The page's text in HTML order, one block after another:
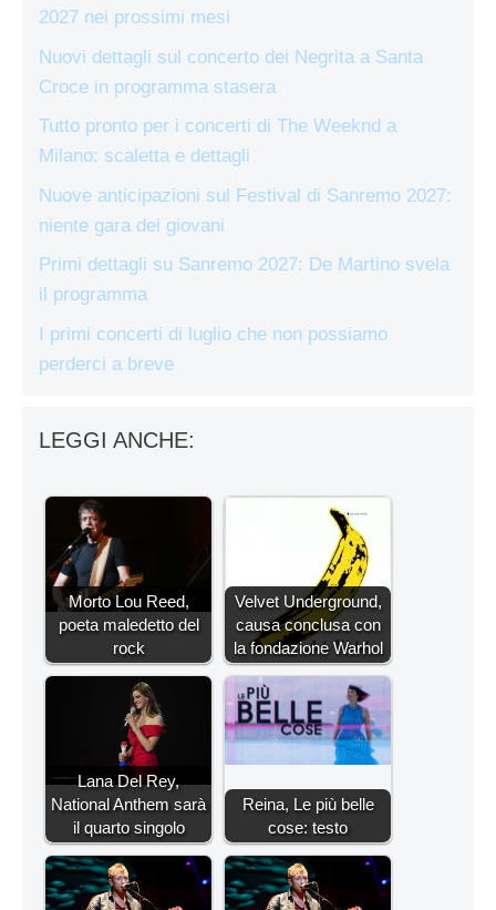
2027 nei prossimi mesi
Nuovi dettagli sul concerto dei Negrita a Santa
Croce in programma stasera
Tutto pronto per i concerti di The Weeknd a
Milano: scaletta e dettagli
Nuove anticipazioni sul Festival di Sanremo 2027:
niente gara dei giovani
Primi dettagli su Sanremo 2027: De Martino svela
il programma
I primi concerti di luglio che non possiamo
perderci a breve
LEGGI ANCHE:
Morto Lou Reed,
poeta maledetto del
rock
Velvet Underground,
causa conclusa con
la fondazione Warhol
Lana Del Rey,
National Anthem sarà
il quarto singolo
Reina, Le più belle
cose: testo